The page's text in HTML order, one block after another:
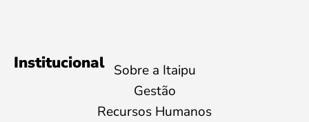
Institucional Sobre a Itaipu
Gestão
Recursos Humanos